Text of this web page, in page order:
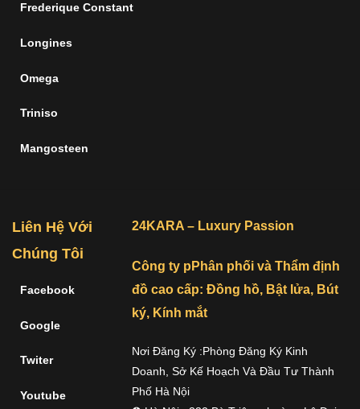
Frederique Constant
Longines
Omega
Triniso
Mangosteen
Liên Hệ Với
Chúng Tôi
Facebook
Google
Twiter
Youtube
24KARA – Luxury Passion
Công ty pPhân phối và Thẩm định
đồ cao cấp: Đồng hồ, Bật lửa, Bút
ký, Kính mắt
Nơi Đăng Ký :Phòng Đăng Ký Kinh
Doanh, Sở Kế Hoạch Và Đầu Tư Thành
Phố Hà Nội